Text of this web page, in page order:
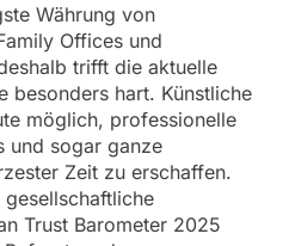
Währung von
Offices und
trifft die aktuelle
besonders hart. Künstliche
möglich, professionelle
und sogar ganze
Zeit zu erschaffen.
Trust Barometer 2025